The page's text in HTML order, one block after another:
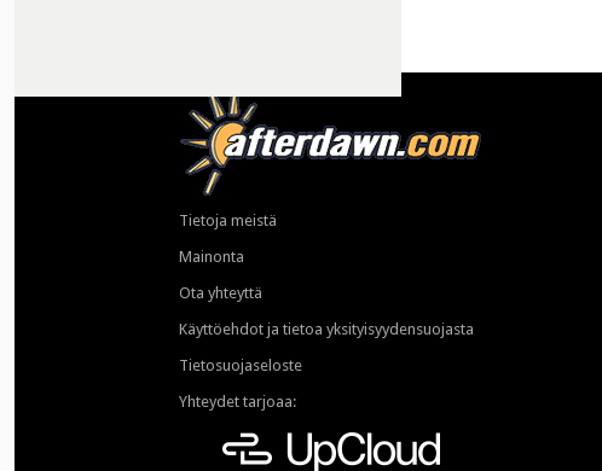
Tietoja meistä
Mainonta
Ota yhteyttä
Käyttöehdot ja tietoa yksityisyydensuojasta
Tietosuojaseloste
Yhteydet tarjoaa: